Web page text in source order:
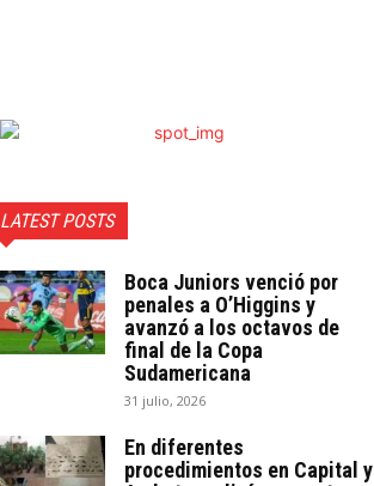
LATEST POSTS
Boca Juniors venció por
penales a O’Higgins y
avanzó a los octavos de
final de la Copa
Sudamericana
31 julio, 2026
En diferentes
procedimientos en Capital y